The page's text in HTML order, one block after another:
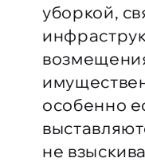
уборкой,
особенно
не